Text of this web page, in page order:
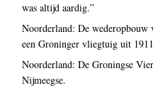
was altijd aardig.”
Noorderland: De
een Groninger vliegtuig uit
Noorderland: De Groningse
Nijmeegse.